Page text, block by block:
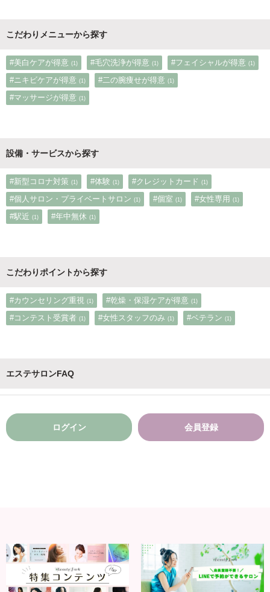
こだわりメニューから探す
#美白ケアが得意 (1) #毛穴洗浄が得意 (1) #フェイシャルが得意 (1)
#ニキビケアが得意 (1) #二の腕痩せが得意 (1)
#マッサージが得意 (1)
設備・サービスから探す
#新型コロナ対策 (1) #体験 (1) #クレジットカード (1)
#個人サロン・プライベートサロン (1) #個室 (1) #女性専用 (1)
#駅近 (1) #年中無休 (1)
こだわりポイントから探す
#カウンセリング重視 (1) #乾燥・保湿ケアが得意 (1)
#コンテスト受賞者 (1) #女性スタッフのみ (1) #ベテラン (1)
エステサロンFAQ
ログイン 会員登録